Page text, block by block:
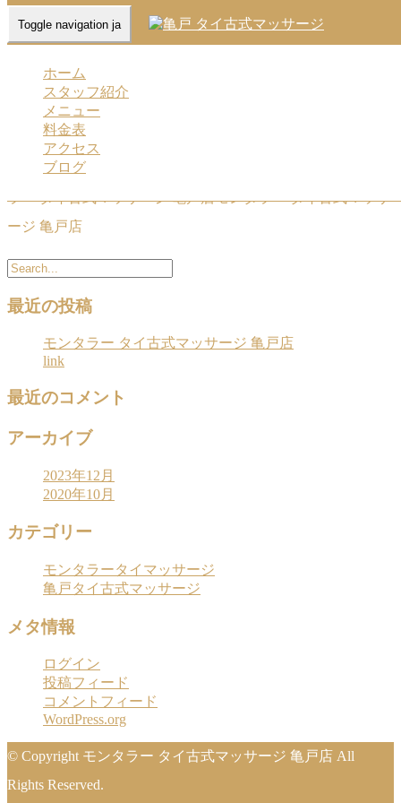
Toggle navigation ja
ホーム
スタッフ紹介
メニュー
料金表
アクセス
ブログ
Home- ルナー…
ルナー(Luna)モンタラー タイ古式マッサージ 亀戸店モンタ
ラー タイ古式マッサージ 亀戸店モンタラー タイ古式マッサ
ージ 亀戸店
最近の投稿
モンタラー タイ古式マッサージ 亀戸店
link
最近のコメント
アーカイブ
2023年12月
2020年10月
カテゴリー
モンタラータイマッサージ
亀戸タイ古式マッサージ
メタ情報
ログイン
投稿フィード
コメントフィード
WordPress.org
© Copyright モンタラー タイ古式マッサージ 亀戸店 All
Rights Reserved.